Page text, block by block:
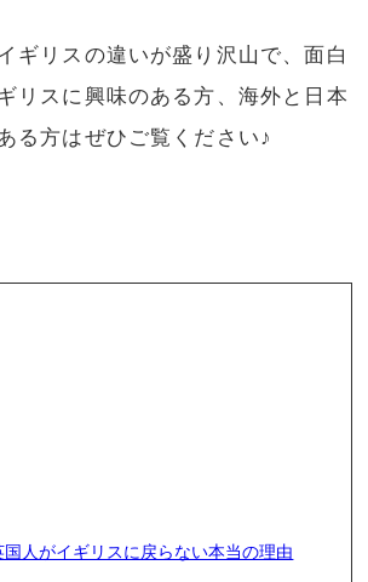
ギリスの違いが盛り沢山で、面白
リスに興味のある方、海外と日本
る方はぜひご覧ください♪
国人がイギリスに戻らない本当の理由